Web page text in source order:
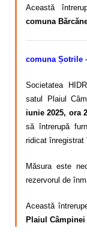
Această
comuna
comuna Șotrile
Societatea
satul Plaiul
iunie 2025, ora
să întrerupă
ridicat înregistrat
Măsura este
rezervorul de
Această
Plaiul